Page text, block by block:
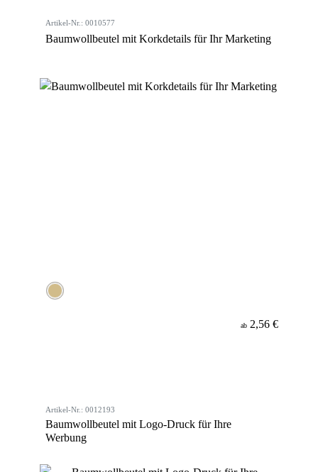
Artikel-Nr.: 0010577
Baumwollbeutel mit Korkdetails für Ihr Marketing
ab 2,56 €
Artikel-Nr.: 0012193
Baumwollbeutel mit Logo-Druck für Ihre
Werbung